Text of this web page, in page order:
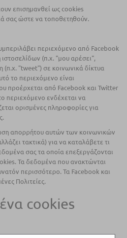
επισημανθεί ως cookies
σας ώστε να τοποθετηθούν.
περιεχόμενο από Facebook
(π.χ. "μου αρέσει",
(π.χ. "tweet") σε κοινωνικά δίκτυα
το περιεχόμενο είναι
προέρχεται από Facebook και Twitter
περιεχόμενο ενδέχεται να
ορισμένες πληροφορίες για
απορρήτου αυτών των κοινωνικών
τακτικά) για να καταλάβετε τι
σας τα οποία επεξεργάζονται
Τα δεδομένα που ανακτώνται
περισσότερο. Τα Facebook και
Πολιτείες.
cookies